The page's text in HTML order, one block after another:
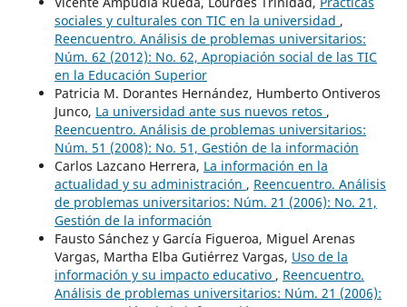
sociales y culturales con TIC en la universidad ,
Reencuentro. Análisis de problemas universitarios:
Núm. 62 (2012): No. 62, Apropiación social de las TIC
en la Educación Superior
Patricia M. Dorantes Hernández, Humberto Ontiveros
Junco, La universidad ante sus nuevos retos ,
Reencuentro. Análisis de problemas universitarios:
Núm. 51 (2008): No. 51, Gestión de la información
Carlos Lazcano Herrera, La información en la
actualidad y su administración , Reencuentro. Análisis
de problemas universitarios: Núm. 21 (2006): No. 21,
Gestión de la información
Fausto Sánchez y García Figueroa, Miguel Arenas
Vargas, Martha Elba Gutiérrez Vargas, Uso de la
información y su impacto educativo , Reencuentro.
Análisis de problemas universitarios: Núm. 21 (2006):